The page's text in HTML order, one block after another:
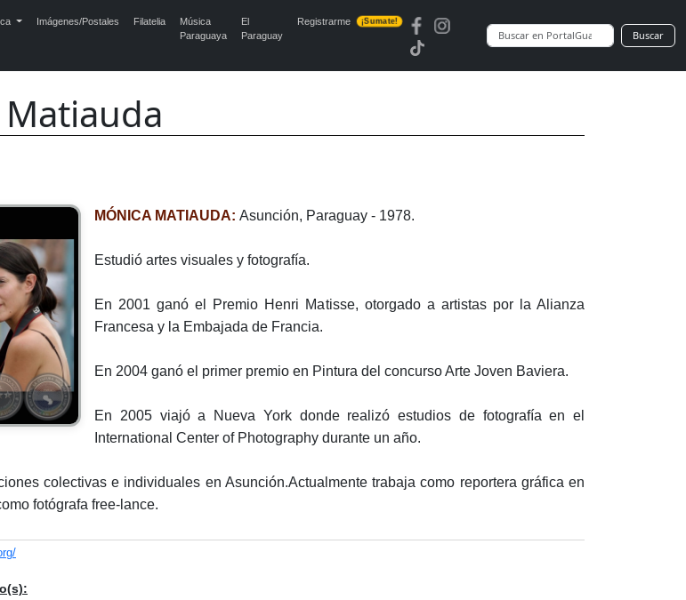
Imágenes/Postales Filatelia
Música
Paraguaya
El
Paraguay
Registrarme ¡Sumate!
Buscar
MÓNICA MATIAUDA: Asunción, Paraguay - 1978.
Estudió artes visuales y fotografía.
En 2001 ganó el Premio Henri Matisse, otorgado a artistas por la Alianza
Francesa y la Embajada de Francia.
En 2004 ganó el primer premio en Pintura del concurso Arte Joven Baviera.
En 2005 viajó a Nueva York donde realizó estudios de fotografía en el
International Center of Photography durante un año.
colectivas e individuales en Asunción.Actualmente trabaja como reportera gráfica en
fotógrafa free-lance.